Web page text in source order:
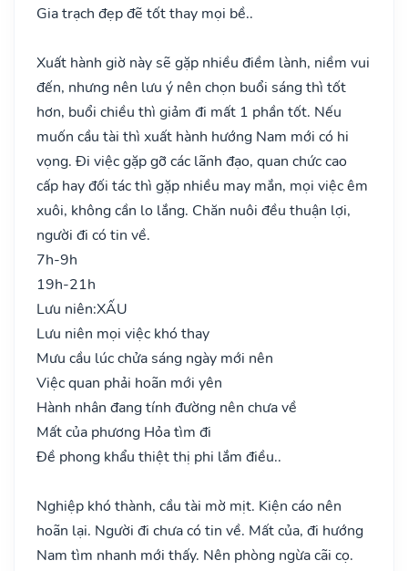
Gia trạch đẹp đẽ tốt thay mọi bề..
Xuất hành giờ này sẽ gặp nhiều điềm lành, niềm vui
đến, nhưng nên lưu ý nên chọn buổi sáng thì tốt
hơn, buổi chiều thì giảm đi mất 1 phần tốt. Nếu
muốn cầu tài thì xuất hành hướng Nam mới có hi
vọng. Đi việc gặp gỡ các lãnh đạo, quan chức cao
cấp hay đối tác thì gặp nhiều may mắn, mọi việc êm
xuôi, không cần lo lắng. Chăn nuôi đều thuận lợi,
người đi có tin về.
7h-9h
19h-21h
Lưu niên:XẤU
Lưu niên mọi việc khó thay
Mưu cầu lúc chửa sáng ngày mới nên
Việc quan phải hoãn mới yên
Hành nhân đang tính đường nên chưa về
Mất của phương Hỏa tìm đi
Đề phong khẩu thiệt thị phi lắm điều..
Nghiệp khó thành, cầu tài mờ mịt. Kiện cáo nên
hoãn lại. Người đi chưa có tin về. Mất của, đi hướng
Nam tìm nhanh mới thấy. Nên phòng ngừa cãi cọ.